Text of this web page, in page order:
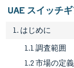
UAE スイッチ
1. はじめに
1.1 調査範囲
1.2 市場の定義